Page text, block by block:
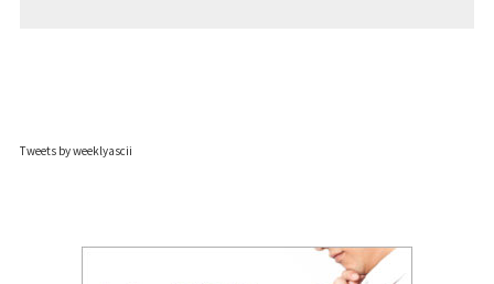
Tweets by weeklyascii